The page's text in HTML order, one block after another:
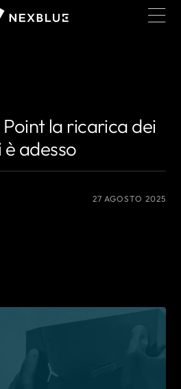
la ricarica dei
adesso
27 AGOSTO 2025